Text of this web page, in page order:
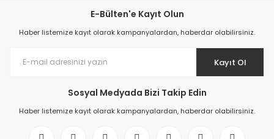
E-Bülten'e Kayıt Olun
Haber listemize kayıt olarak kampanyalardan, haberdar olabilirsiniz.
Kayıt Ol
Sosyal Medyada Bizi Takip Edin
Haber listemize kayıt olarak kampanyalardan, haberdar olabilirsiniz.